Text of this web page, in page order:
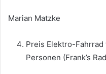
Marian Matzke
Preis Elektro-
Personen (Frank’s